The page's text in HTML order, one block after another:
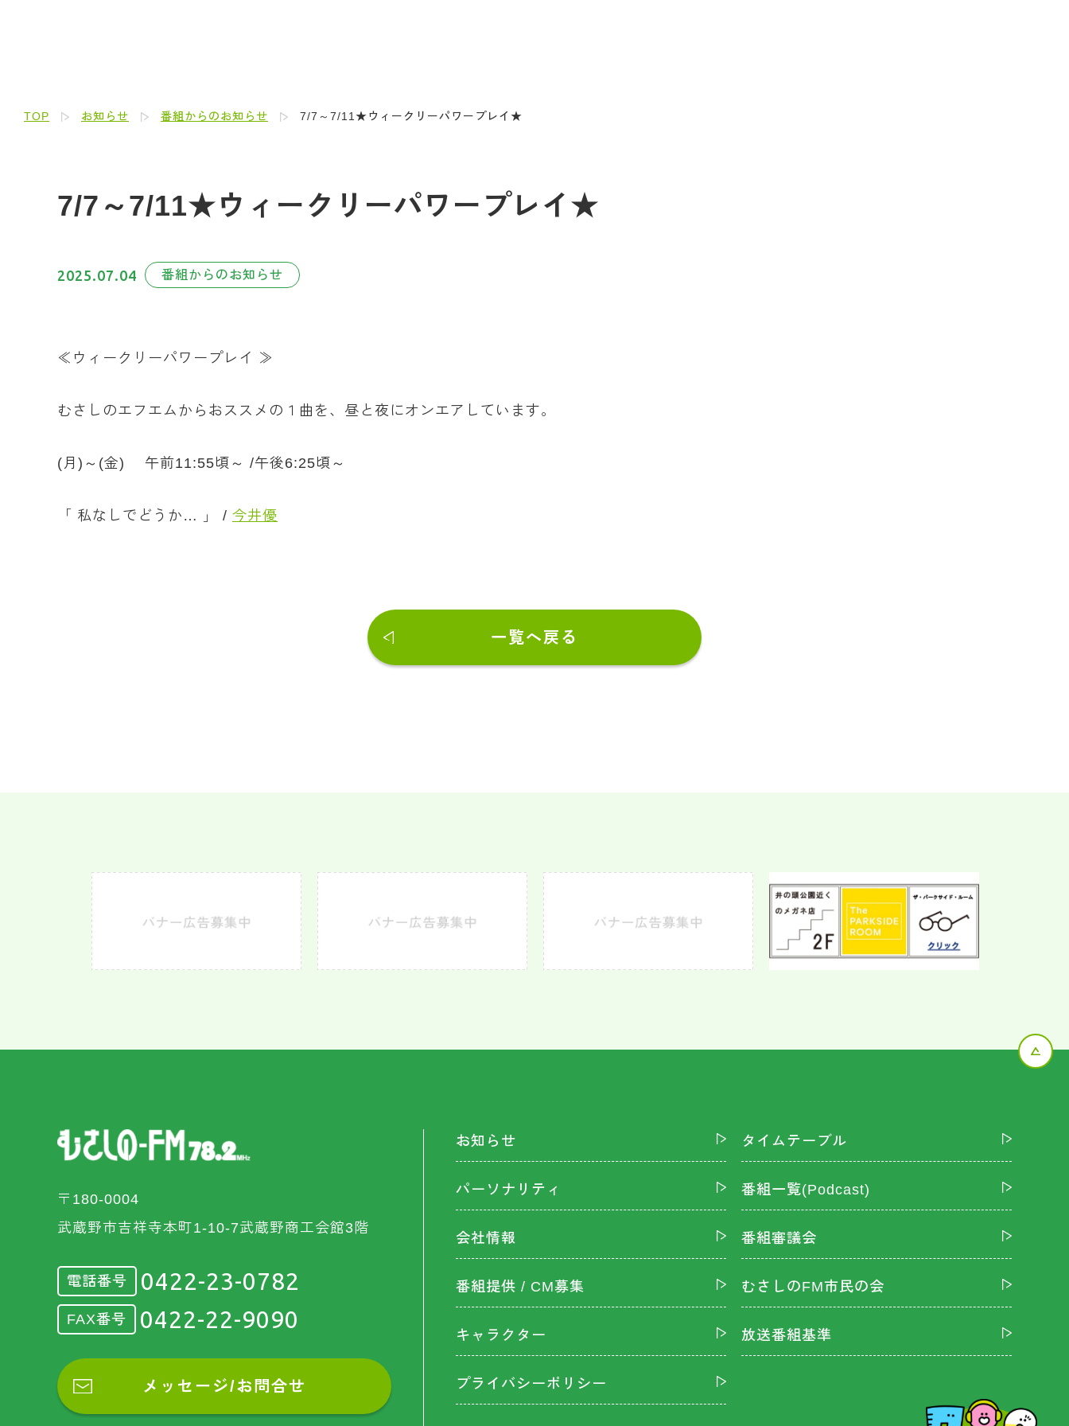
TOP お知らせ 番組からのお知らせ 7/7～7/11★ウィークリーパワープレイ★
7/7～7/11★ウィークリーパワープレイ★
2025.07.04 番組からのお知らせ
≪ウィークリーパワープレイ ≫
むさしのエフエムからおススメの１曲を、昼と夜にオンエアしています。
(月)～(金) 午前11:55頃～ /午後6:25頃～
「 私なしでどうか… 」 / 今井優
一覧へ戻る
〒180-0004
武蔵野市吉祥寺本町1-10-7武蔵野商工会館3階
電話番号 0422-23-0782
FAX番号 0422-22-9090
メッセージ/お問合せ
お知らせ タイムテーブル
パーソナリティ 番組一覧(Podcast)
会社情報 番組審議会
番組提供 / CM募集 むさしのFM市民の会
キャラクター 放送番組基準
プライバシーポリシー